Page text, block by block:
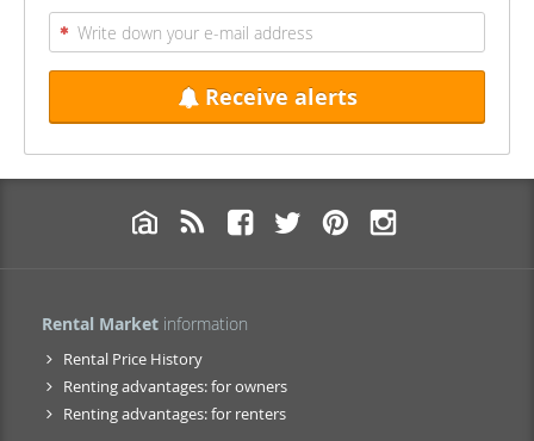
Receive alerts
Rental Market information
Rental Price History
Renting advantages: for owners
Renting advantages: for renters